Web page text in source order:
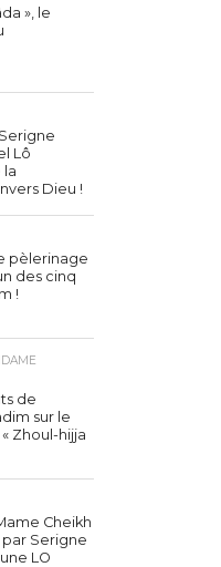
», le
Lô
la
Dieu !
pèlerinage
des cinq
!
de
sur le
Zhoul-hijja
Cheikh
par Serigne
LO